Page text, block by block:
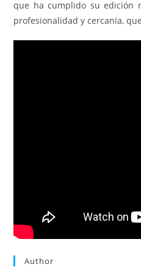
que ha cumplido su edición
profesionalidad y cercanía,
Author